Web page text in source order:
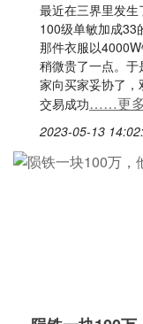
最近在三界里发
100级单敏加成33
那件衣服以
稍微贵了一点。
家向买家妥协了
交易成功……更
2023-05-13